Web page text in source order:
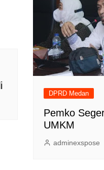
DPRD Medan
Pemko
UMKM
adminexspose